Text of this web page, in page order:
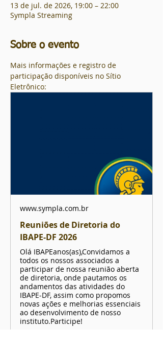
13 de jul. de 2026, 19:00 – 22:00
Sympla Streaming
Sobre o evento
Mais informações e registro de
participação disponíveis no Sítio
Eletrônico:
www.sympla.com.br
Reuniões de Diretoria do
IBAPE-DF 2026
Olá IBAPEanos(as),Convidamos a
todos os nossos associados a
participar de nossa reunião aberta
de diretoria, onde pautamos os
andamentos das atividades do
IBAPE-DF, assim como propomos
novas ações e melhorias essenciais
ao desenvolvimento de nosso
instituto.Participe!